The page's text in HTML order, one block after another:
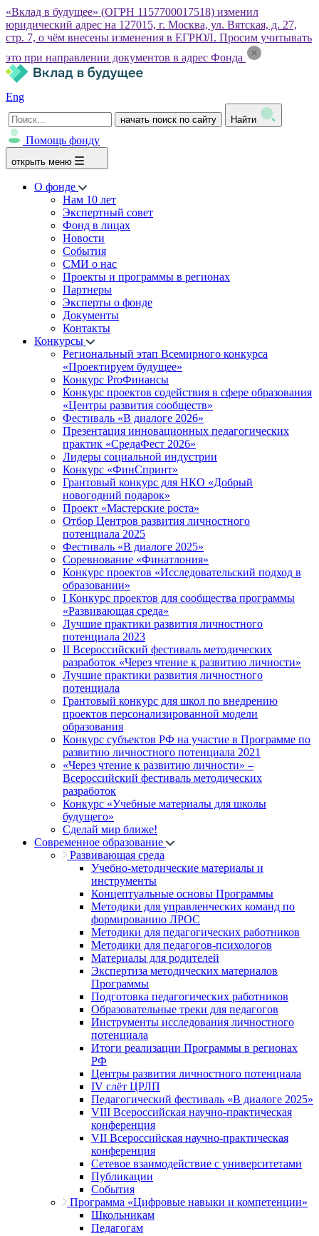
«Вклад в будущее» (ОГРН 1157700017518) изменил
юридический адрес на 127015, г. Москва, ул. Вятская, д. 27,
стр. 7, о чём внесены изменения в ЕГРЮЛ. Просим учитывать
это при направлении документов в адрес Фонда
Eng
начать поиск по сайту Найти
Помощь фонду
открыть меню
О фонде
Нам 10 лет
Экспертный совет
Фонд в лицах
Новости
События
СМИ о нас
Проекты и программы в регионах
Партнеры
Эксперты о фонде
Документы
Контакты
Конкурсы
Региональный этап Всемирного конкурса
«Проектируем будущее»
Конкурс ProФинансы
Конкурс проектов содействия в сфере образования
«Центры развития сообществ»
Фестиваль «В диалоге 2026»
Презентация инновационных педагогических
практик «СредаФест 2026»
Лидеры социальной индустрии
Конкурс «ФинСпринт»
Грантовый конкурс для НКО «Добрый
новогодний подарок»
Проект «Мастерские роста»
Отбор Центров развития личностного
потенциала 2025
Фестиваль «В диалоге 2025»
Соревнование «Финатлония»
Конкурс проектов «Исследовательский подход в
образовании»
I Конкурс проектов для сообщества программы
«Развивающая среда»
Лучшие практики развития личностного
потенциала 2023
II Всероссийский фестиваль методических
разработок «Через чтение к развитию личности»
Лучшие практики развития личностного
потенциала
Грантовый конкурс для школ по внедрению
проектов персонализированной модели
образования
Конкурс субъектов РФ на участие в Программе по
развитию личностного потенциала 2021
«Через чтение к развитию личности» –
Всероссийский фестиваль методических
разработок
Конкурс «Учебные материалы для школы
будущего»
Сделай мир ближе!
Современное образование
Развивающая среда
Учебно-методические материалы и
инструменты
Концептуальные основы Программы
Методики для управленческих команд по
формированию ЛРОС
Методики для педагогических работников
Методики для педагогов-психологов
Материалы для родителей
Экспертиза методических материалов
Программы
Подготовка педагогических работников
Образовательные треки для педагогов
Инструменты исследования личностного
потенциала
Итоги реализации Программы в регионах
РФ
Центры развития личностного потенциала
IV слёт ЦРЛП
Педагогический фестиваль «В диалоге 2025»
VIII Всероссийская научно-практическая
конференция
VII Всероссийская научно-практическая
конференция
Сетевое взаимодействие с университетами
Публикации
События
Программа «Цифровые навыки и компетенции»
Школьникам
Педагогам